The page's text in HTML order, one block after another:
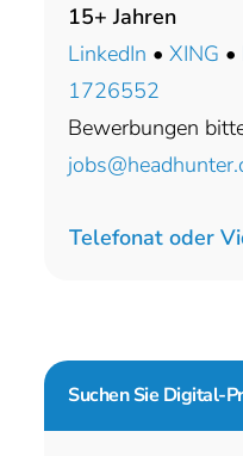
15+ Jahren
LinkedIn •XING •
1726552
Bewerbungen
Telefonat oder
Suchen Sie Digital-